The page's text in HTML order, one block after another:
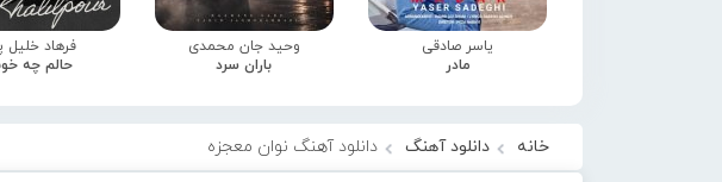
یاسر صادقی
مادر
وحید جان محمدی
باران سرد
فرهاد خلیل
حالم چه
خانه دانلود آهنگ دانلود آهنگ نوان معجزه